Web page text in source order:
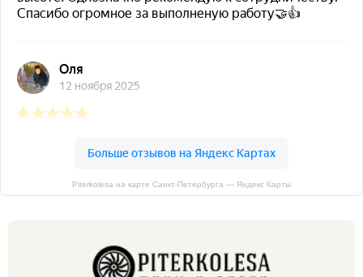
Piterkolesa на карте Санкт‑Петербурга — Яндекс Карты